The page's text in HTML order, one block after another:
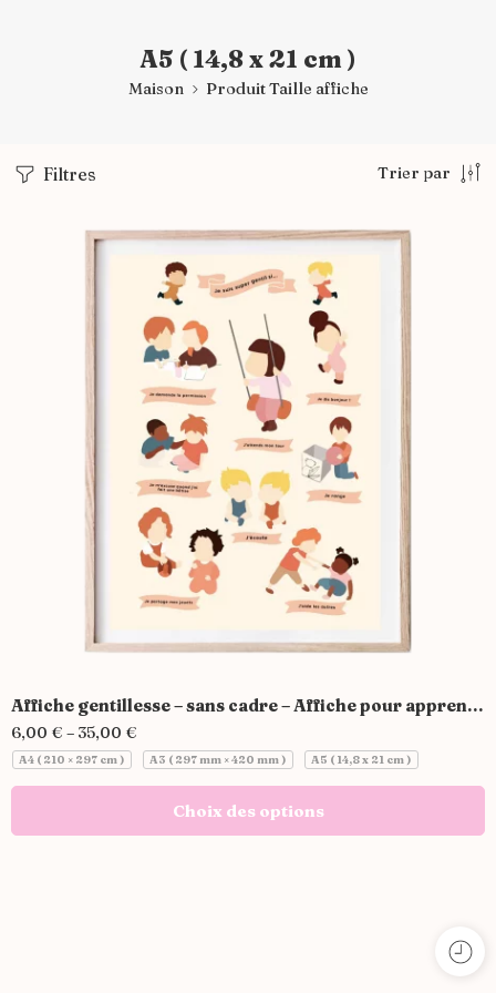
A5 ( 14,8 x 21 cm )
Maison Produit Taille affiche
Filtres Trier par
Affiche gentillesse – sans cadre – Affiche pour apprendre la gentillesse aux enfants
6,00 € – 35,00 €
A4 ( 210 × 297 cm ) A3 ( 297 mm × 420 mm ) A5 ( 14,8 x 21 cm )
Choix des options